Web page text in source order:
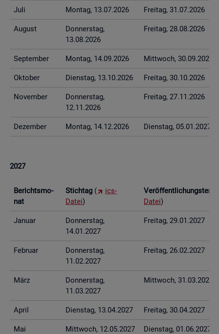
Juli Mon­tag, 13.07.2026 Frei­tag, 31.07.2026
Au­gust
Don­ners­tag,
13.08.2026
Frei­tag, 28.08.2026
Sep­tem­ber Mon­tag, 14.09.2026 Mitt­woch, 30.09.2026
Ok­to­ber Diens­tag, 13.10.2026 Frei­tag, 30.10.2026
No­vem­ber
Don­ners­tag,
12.11.2026
Frei­tag, 27.11.2026
De­zem­ber Mon­tag, 14.12.2026 Diens­tag, 05.01.2027
2027
Be­richts­mo­
nat
Stich­tag (
ics-
Datei)
Datei)
Ja­nu­ar
Don­ners­tag,
14.01.2027
Frei­tag, 29.01.2027
Fe­bru­ar
Don­ners­tag,
11.02.2027
Frei­tag, 26.02.2027
März
Don­ners­tag,
11.03.2027
Mitt­woch, 31.03.2027
April Diens­tag, 13.04.2027 Frei­tag, 30.04.2027
Mai Mitt­woch, 12.05.2027 Diens­tag, 01.06.2027